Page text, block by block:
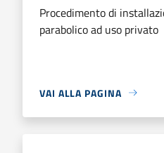
Procedimento di
parabolico ad uso privato
VAI ALLA PAGINA